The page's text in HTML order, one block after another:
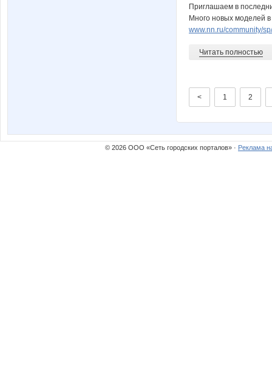
Приглашаем в
Много новых моделей
www.nn.ru/community/
Читать полностью
< 1 2
© 2026 ООО «Сеть городских порталов» · Реклама